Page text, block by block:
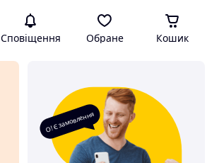
Сповіщення Обране Кошик
О! Є замовлення